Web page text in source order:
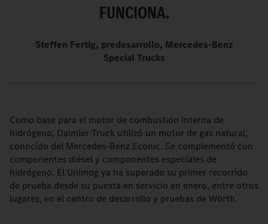
FUNCIONA.
Steffen Fertig, predesarrollo, Mercedes-Benz
Special Trucks
Como base para el motor de combustión interna de
hidrógeno, Daimler Truck utilizó un motor de gas natural,
conocido del Mercedes-Benz Econic. Se complementó con
componentes diésel y componentes especiales de
hidrógeno. El Unimog ya ha superado su primer recorrido
de prueba desde su puesta en servicio en enero, entre otros
lugares, en el centro de desarrollo y pruebas de Wörth.